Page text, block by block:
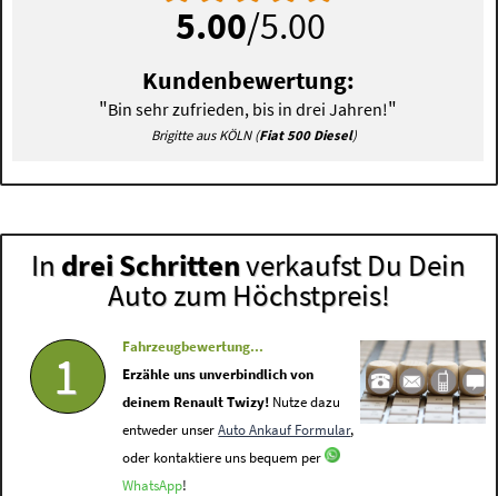
5.00/5.00
Kundenbewertung:
"Bin sehr zufrieden, bis in drei Jahren!"
Brigitte aus KÖLN (Fiat 500 Diesel)
In drei Schrittenverkaufst Du Dein
Auto zum Höchstpreis!
1
Fahrzeugbewertung...
Erzähle uns unverbindlich von
deinem Renault Twizy! Nutze dazu
entweder unserAuto Ankauf Formular,
oder kontaktiere uns bequem per
WhatsApp!